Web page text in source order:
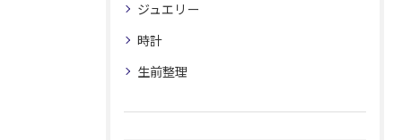
ジュエリー
時計
生前整理